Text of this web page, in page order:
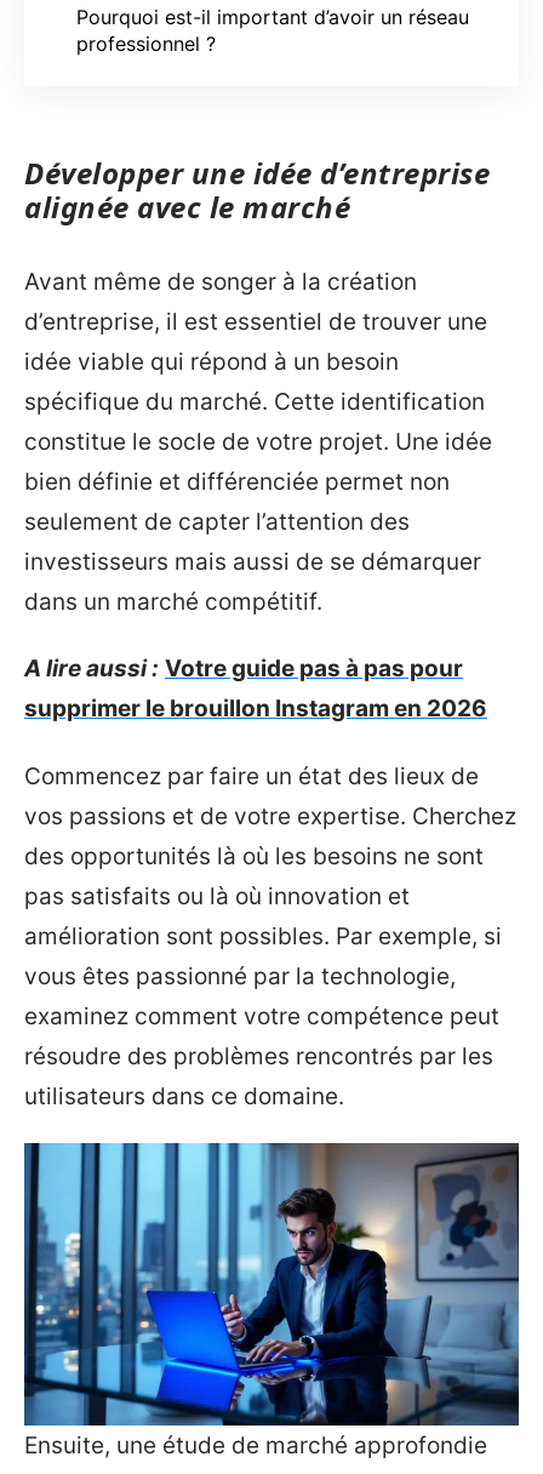
Pourquoi est-il important d’avoir un réseau
professionnel ?
Développer une idée d’entreprise
alignée avec le marché
Avant même de songer à la création
d’entreprise, il est essentiel de trouver une
idée viable qui répond à un besoin
spécifique du marché. Cette identification
constitue le socle de votre projet. Une idée
bien définie et différenciée permet non
seulement de capter l’attention des
investisseurs mais aussi de se démarquer
dans un marché compétitif.
A lire aussi : Votre guide pas à pas pour
supprimer le brouillon Instagram en 2026
Commencez par faire un état des lieux de
vos passions et de votre expertise. Cherchez
des opportunités là où les besoins ne sont
pas satisfaits ou là où innovation et
amélioration sont possibles. Par exemple, si
vous êtes passionné par la technologie,
examinez comment votre compétence peut
résoudre des problèmes rencontrés par les
utilisateurs dans ce domaine.
Ensuite, une étude de marché approfondie